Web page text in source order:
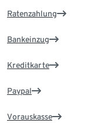
Ratenzahlung
Bankeinzug
Kreditkarte
Paypal
Vorauskasse